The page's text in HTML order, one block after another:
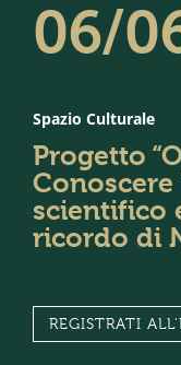
06/
Spazio Culturale
Progetto
Conoscere
scientifico
ricordo di
REGISTRATI